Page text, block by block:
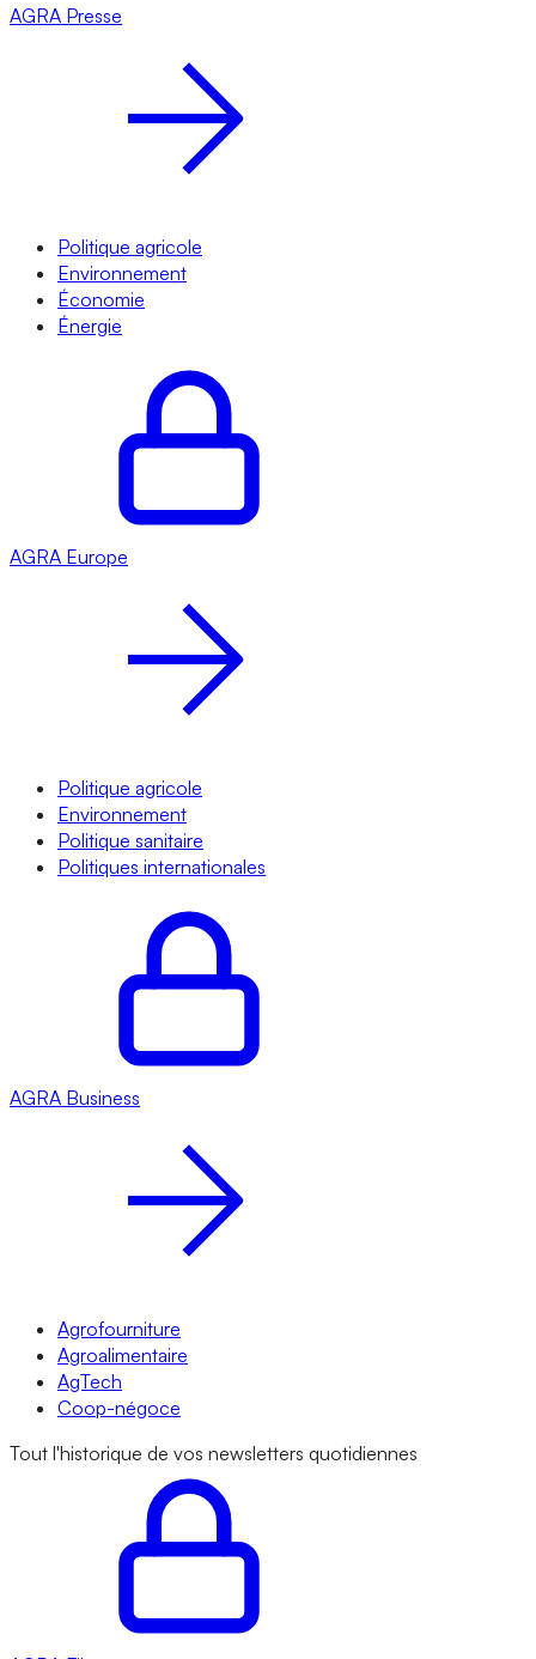
AGRA Presse
Politique agricole
Environnement
Économie
Énergie
AGRA Europe
Politique agricole
Environnement
Politique sanitaire
Politiques internationales
AGRA Business
Agrofourniture
Agroalimentaire
AgTech
Coop-négoce
Tout l'historique de vos newsletters quotidiennes